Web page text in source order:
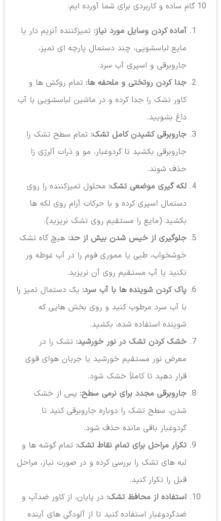
10 گام ساده و کاربردی برای شما آورده ایم:
آماده کردن وسایل مورد نیاز:تمیزکننده آنزیم دار یا
مایع لباسشویی، چند دستمال پارچه ای تمیز،
جاروبرقی و اسپری آب سرد.
جدا کردن روتختی و ملحفه ها:تمام روکش ها و
کاور تشک را جدا کرده و در ماشین لباسشویی با آب
داغ بشویید.
جاروبرقی کشیدن کامل تشک:تمام سطح تشک را
جاروبرقی بکشید تا گردوغبار، مو و ذرات آلرژی زا
حذف شوند.
لکه گیری موضعی تشک:محلول تمیزکننده را روی
دستمال اسپری کرده و با حرکات آرام روی لکه ها
بکشید (مایع را مستقیم روی تشک نریزید).
جلوگیری از خیس شدن بیش از حد:هیچ گاه تشک
خوشخواب، طبی یا مموری فوم را در آب غوطه ور
نکنید یا آب مستقیم روی آن نریزید.
پاک کردن شوینده ها با آب سرد:یک دستمال تمیز را
با آب سرد مرطوب کنید و روی بخش هایی که
شوینده استفاده شده، بکشید.
خشک کردن تشک در نور خورشید:تشک را در
معرض نور مستقیم خورشید یا جریان هوای قوی
قرار دهید تا کاملاً خشک شود.
جاروبرقی مجدد برای نرمی سطح:پس از خشک
شدن، سطح تشک را دوباره جاروبرقی کنید تا
گردوغبار باقی مانده حذف شود.
تکرار مراحل برای تمام نقاط تشک:تمام گوشه ها و
لبه های تشک را بررسی کرده و در صورت نیاز، مراحل
قبل را تکرار کنید.
استفاده از محافظ تشک:در پایان، از کاور ضدآب و
ضدگردوغبار استفاده کنید تا از آلودگی های آینده